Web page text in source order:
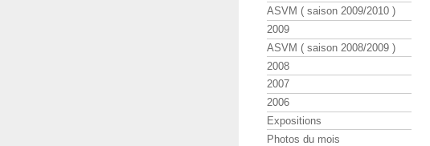
ASVM ( saison 2009/2010 )
2009
ASVM ( saison 2008/2009 )
2008
2007
2006
Expositions
Photos du mois